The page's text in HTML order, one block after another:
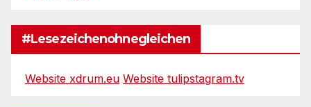
#Lesezeichenohnegleichen
Website xdrum.eu Website tulipstagram.tv